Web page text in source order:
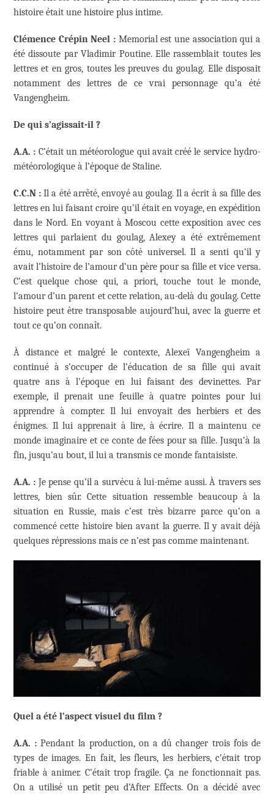
histoire était une histoire plus intime.
Clémence Crépin Neel : Memorial est une association qui a
été dissoute par Vladimir Poutine. Elle rassemblait toutes les
lettres et en gros, toutes les preuves du goulag. Elle disposait
notamment des lettres de ce vrai personnage qu’a été
Vangengheim.
De qui s’agissait-il ?
A.A. : C’était un météorologue qui avait créé le service hydro-
météorologique à l’époque de Staline.
C.C.N : Il a été arrêté, envoyé au goulag. Il a écrit à sa fille des
lettres en lui faisant croire qu’il était en voyage, en expédition
dans le Nord. En voyant à Moscou cette exposition avec ces
lettres qui parlaient du goulag, Alexey a été extrêmement
ému, notamment par son côté universel. Il a senti qu’il y
avait l’histoire de l’amour d’un père pour sa fille et vice versa.
C’est quelque chose qui, a priori, touche tout le monde,
l’amour d’un parent et cette relation, au-delà du goulag. Cette
histoire peut être transposable aujourd’hui, avec la guerre et
tout ce qu’on connaît.
À distance et malgré le contexte, Alexeï Vangengheim a
continué à s’occuper de l’éducation de sa fille qui avait
quatre ans à l’époque en lui faisant des devinettes. Par
exemple, il prenait une feuille à quatre pointes pour lui
apprendre à compter. Il lui envoyait des herbiers et des
énigmes. Il lui apprenait à lire, à écrire. Il a maintenu ce
monde imaginaire et ce conte de fées pour sa fille. Jusqu’à la
fin, jusqu’au bout, il lui a transmis ce monde fantaisiste.
A.A. : Je pense qu’il a survécu à lui-même aussi. À travers ses
lettres, bien sûr. Cette situation ressemble beaucoup à la
situation en Russie, mais c’est très bizarre parce qu’on a
commencé cette histoire bien avant la guerre. Il y avait déjà
quelques répressions mais ce n’est pas comme maintenant.
Quel a été l’aspect visuel du film ?
A.A. : Pendant la production, on a dû changer trois fois de
types de images. En fait, les fleurs, les herbiers, c’était trop
friable à animer. C’était trop fragile. Ça ne fonctionnait pas.
On a utilisé un petit peu d’After Effects. On a décidé avec